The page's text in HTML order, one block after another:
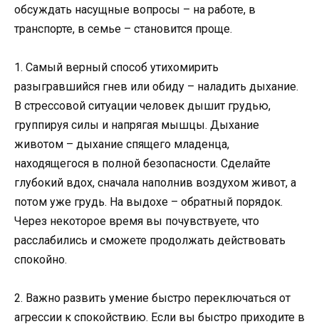
обсуждать насущные вопросы – на работе, в
транспорте, в семье – становится проще.
1. Самый верный способ утихомирить
разыгравшийся гнев или обиду – наладить дыхание.
В стрессовой ситуации человек дышит грудью,
группируя силы и напрягая мышцы. Дыхание
животом – дыхание спящего младенца,
находящегося в полной безопасности. Сделайте
глубокий вдох, сначала наполнив воздухом живот, а
потом уже грудь. На выдохе – обратный порядок.
Через некоторое время вы почувствуете, что
расслабились и сможете продолжать действовать
спокойно.
2. Важно развить умение быстро переключаться от
агрессии к спокойствию. Если вы быстро приходите в